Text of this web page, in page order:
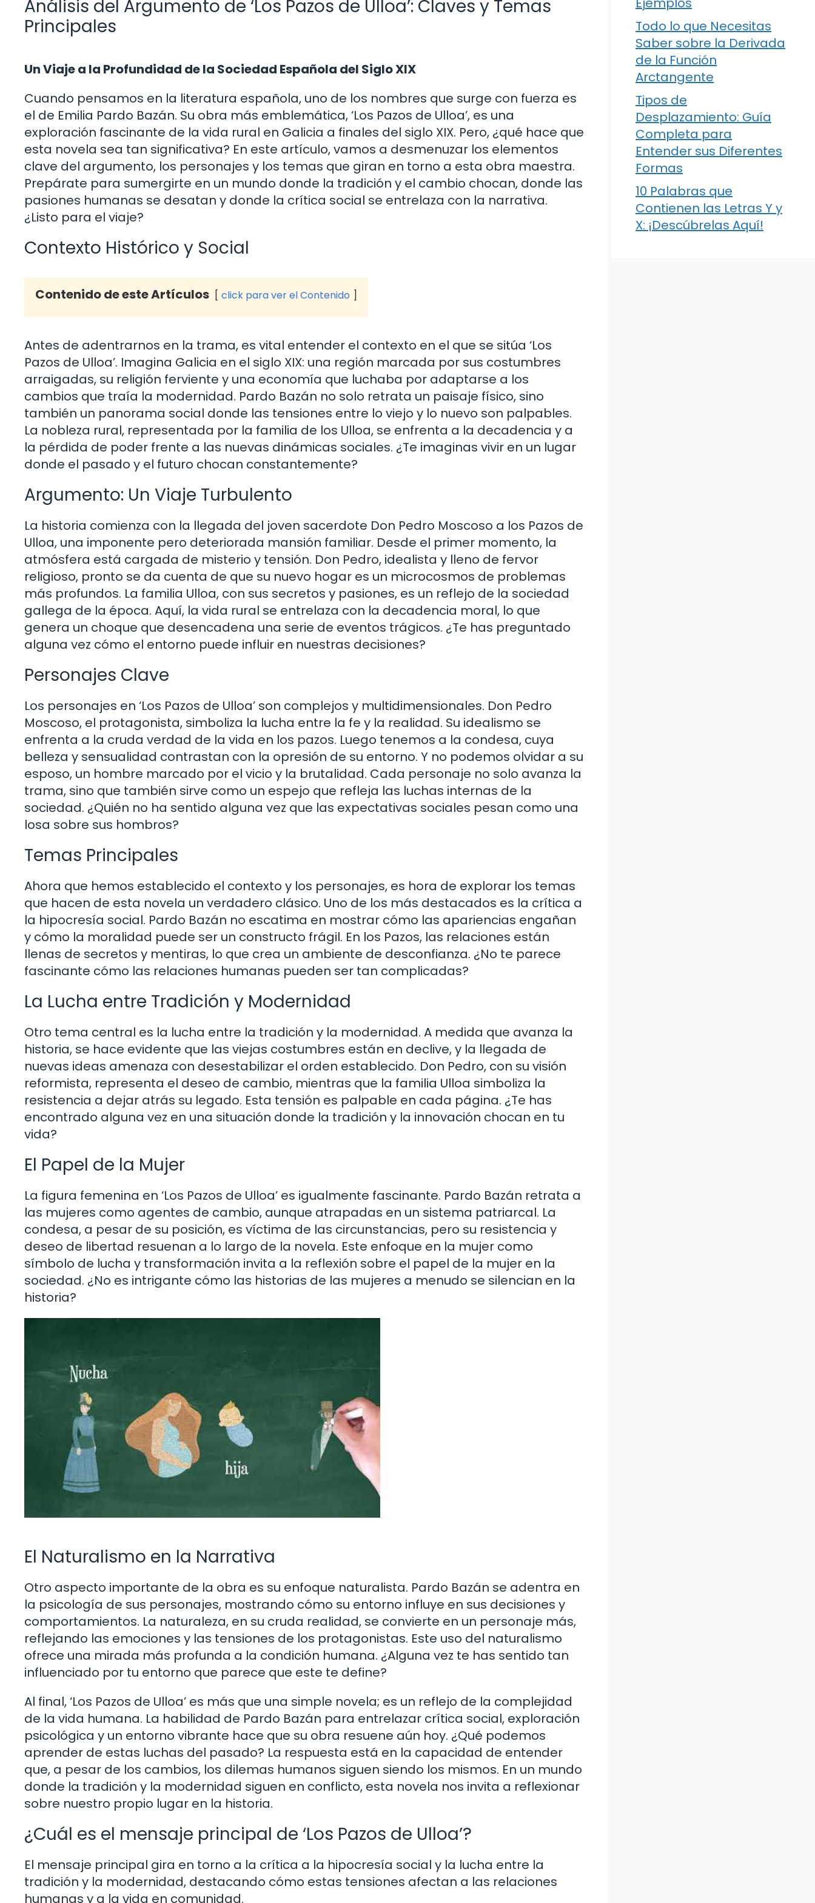
Análisis del Argumento de ‘Los Pazos de Ulloa’: Claves y Temas
Principales
Un Viaje a la Profundidad de la Sociedad Española del Siglo XIX
Cuando pensamos en la literatura española, uno de los nombres que surge con fuerza es
el de Emilia Pardo Bazán. Su obra más emblemática, ‘Los Pazos de Ulloa’, es una
exploración fascinante de la vida rural en Galicia a finales del siglo XIX. Pero, ¿qué hace que
esta novela sea tan significativa? En este artículo, vamos a desmenuzar los elementos
clave del argumento, los personajes y los temas que giran en torno a esta obra maestra.
Prepárate para sumergirte en un mundo donde la tradición y el cambio chocan, donde las
pasiones humanas se desatan y donde la crítica social se entrelaza con la narrativa.
¿Listo para el viaje?
Contexto Histórico y Social
Contenido de este Artículos click para ver el Contenido
Antes de adentrarnos en la trama, es vital entender el contexto en el que se sitúa ‘Los
Pazos de Ulloa’. Imagina Galicia en el siglo XIX: una región marcada por sus costumbres
arraigadas, su religión ferviente y una economía que luchaba por adaptarse a los
cambios que traía la modernidad. Pardo Bazán no solo retrata un paisaje físico, sino
también un panorama social donde las tensiones entre lo viejo y lo nuevo son palpables.
La nobleza rural, representada por la familia de los Ulloa, se enfrenta a la decadencia y a
la pérdida de poder frente a las nuevas dinámicas sociales. ¿Te imaginas vivir en un lugar
donde el pasado y el futuro chocan constantemente?
Argumento: Un Viaje Turbulento
La historia comienza con la llegada del joven sacerdote Don Pedro Moscoso a los Pazos de
Ulloa, una imponente pero deteriorada mansión familiar. Desde el primer momento, la
atmósfera está cargada de misterio y tensión. Don Pedro, idealista y lleno de fervor
religioso, pronto se da cuenta de que su nuevo hogar es un microcosmos de problemas
más profundos. La familia Ulloa, con sus secretos y pasiones, es un reflejo de la sociedad
gallega de la época. Aquí, la vida rural se entrelaza con la decadencia moral, lo que
genera un choque que desencadena una serie de eventos trágicos. ¿Te has preguntado
alguna vez cómo el entorno puede influir en nuestras decisiones?
Personajes Clave
Los personajes en ‘Los Pazos de Ulloa’ son complejos y multidimensionales. Don Pedro
Moscoso, el protagonista, simboliza la lucha entre la fe y la realidad. Su idealismo se
enfrenta a la cruda verdad de la vida en los pazos. Luego tenemos a la condesa, cuya
belleza y sensualidad contrastan con la opresión de su entorno. Y no podemos olvidar a su
esposo, un hombre marcado por el vicio y la brutalidad. Cada personaje no solo avanza la
trama, sino que también sirve como un espejo que refleja las luchas internas de la
sociedad. ¿Quién no ha sentido alguna vez que las expectativas sociales pesan como una
losa sobre sus hombros?
Temas Principales
Ahora que hemos establecido el contexto y los personajes, es hora de explorar los temas
que hacen de esta novela un verdadero clásico. Uno de los más destacados es la crítica a
la hipocresía social. Pardo Bazán no escatima en mostrar cómo las apariencias engañan
y cómo la moralidad puede ser un constructo frágil. En los Pazos, las relaciones están
llenas de secretos y mentiras, lo que crea un ambiente de desconfianza. ¿No te parece
fascinante cómo las relaciones humanas pueden ser tan complicadas?
La Lucha entre Tradición y Modernidad
Otro tema central es la lucha entre la tradición y la modernidad. A medida que avanza la
historia, se hace evidente que las viejas costumbres están en declive, y la llegada de
nuevas ideas amenaza con desestabilizar el orden establecido. Don Pedro, con su visión
reformista, representa el deseo de cambio, mientras que la familia Ulloa simboliza la
resistencia a dejar atrás su legado. Esta tensión es palpable en cada página. ¿Te has
encontrado alguna vez en una situación donde la tradición y la innovación chocan en tu
vida?
El Papel de la Mujer
La figura femenina en ‘Los Pazos de Ulloa’ es igualmente fascinante. Pardo Bazán retrata a
las mujeres como agentes de cambio, aunque atrapadas en un sistema patriarcal. La
condesa, a pesar de su posición, es víctima de las circunstancias, pero su resistencia y
deseo de libertad resuenan a lo largo de la novela. Este enfoque en la mujer como
símbolo de lucha y transformación invita a la reflexión sobre el papel de la mujer en la
sociedad. ¿No es intrigante cómo las historias de las mujeres a menudo se silencian en la
historia?
El Naturalismo en la Narrativa
Otro aspecto importante de la obra es su enfoque naturalista. Pardo Bazán se adentra en
la psicología de sus personajes, mostrando cómo su entorno influye en sus decisiones y
comportamientos. La naturaleza, en su cruda realidad, se convierte en un personaje más,
reflejando las emociones y las tensiones de los protagonistas. Este uso del naturalismo
ofrece una mirada más profunda a la condición humana. ¿Alguna vez te has sentido tan
influenciado por tu entorno que parece que este te define?
Al final, ‘Los Pazos de Ulloa’ es más que una simple novela; es un reflejo de la complejidad
de la vida humana. La habilidad de Pardo Bazán para entrelazar crítica social, exploración
psicológica y un entorno vibrante hace que su obra resuene aún hoy. ¿Qué podemos
aprender de estas luchas del pasado? La respuesta está en la capacidad de entender
que, a pesar de los cambios, los dilemas humanos siguen siendo los mismos. En un mundo
donde la tradición y la modernidad siguen en conflicto, esta novela nos invita a reflexionar
sobre nuestro propio lugar en la historia.
¿Cuál es el mensaje principal de ‘Los Pazos de Ulloa’?
El mensaje principal gira en torno a la crítica a la hipocresía social y la lucha entre la
tradición y la modernidad, destacando cómo estas tensiones afectan a las relaciones
humanas y a la vida en comunidad.
Todo lo que Necesitas
Saber sobre la Derivada
de la Función
Arctangente
Tipos de
Desplazamiento: Guía
Completa para
Entender sus Diferentes
Formas
10 Palabras que
Contienen las Letras Y y
X: ¡Descúbrelas Aquí!